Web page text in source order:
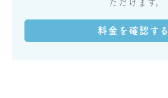
ただけます。
料金を確認する